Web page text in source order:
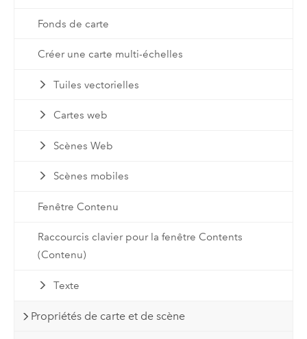
Fonds de carte
Créer une carte multi-échelles
Tuiles vectorielles
Cartes web
Scènes Web
Scènes mobiles
Fenêtre Contenu
Raccourcis clavier pour la fenêtre Contents
(Contenu)
Texte
Propriétés de carte et de scène